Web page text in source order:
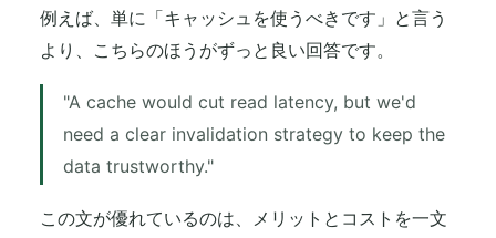
例えば、単に「キャッシュを使うべきです」と言う
より、こちらのほうがずっと良い回答です。
"A cache would cut read latency, but we'd
need a clear invalidation strategy to keep the
data trustworthy."
この文が優れているのは、メリットとコストを一文